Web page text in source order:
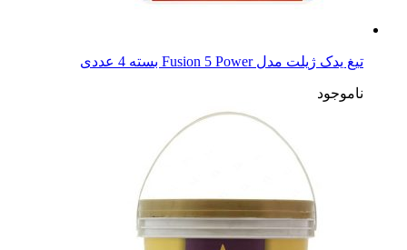
تیغ یدک ژیلت مدل Fusion 5 Power بسته 4 عددی
ناموجود